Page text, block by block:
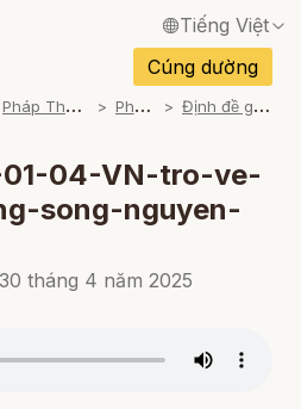
Tiếng Việt
English / Tiếng Anh
Français / Tiếng Pháp
Español / Tiếng Tây Ban Nha
/ Tiếng Đức
Cúng dường
P
háp Thoại Theo Bộ An Cư Kiết Đông P
háp Thoại Mp3 Đ
ịnh đề giáo lý Làng Mai (2005-06-07)
04-VN-tro-ve-
song-nguyen-
30 tháng 4 năm 2025